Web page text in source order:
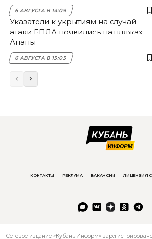
6 АВГУСТА В 14:09
Указатели к укрытиям на случай
атаки БПЛА появились на пляжах
Анапы
6 АВГУСТА В 13:03
КОНТАКТЫ РЕКЛАМА ВАКАНСИИ ЛИЦЕНЗИЯ
Сетевое издание «Кубань Информ»